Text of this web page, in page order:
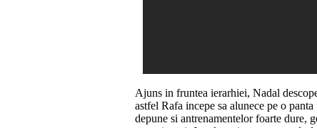
Ajuns in fruntea ierarhiei, Nadal
astfel Rafa incepe sa alunece pe o
depune si antrenamentelor foarte dure,